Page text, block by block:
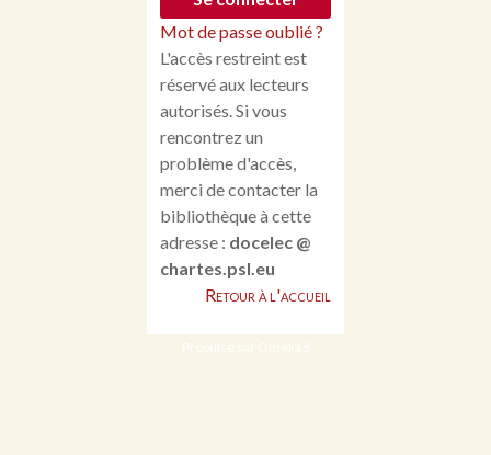
Mot de passe oublié ?
L'accès restreint est
réservé aux lecteurs
autorisés. Si vous
rencontrez un
problème d'accès,
merci de contacter la
bibliothèque à cette
adresse : docelec @
chartes.psl.eu
Retour à l'accueil
Propulsé par Omeka S